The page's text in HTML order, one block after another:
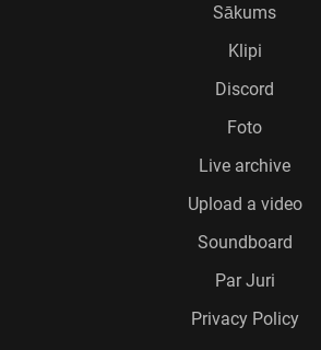
Sākums
Klipi
Discord
Foto
Live archive
Upload a video
Soundboard
Par Juri
Privacy Policy